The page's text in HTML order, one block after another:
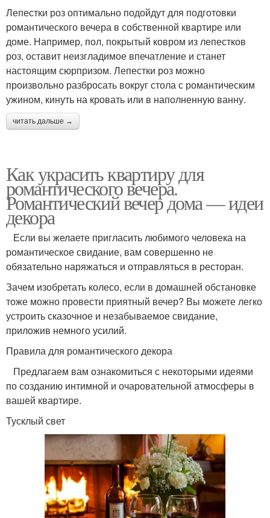
Лепестки роз оптимально подойдут для подготовки
романтического вечера в собственной квартире или
доме. Например, пол, покрытый ковром из лепестков
роз, оставит неизгладимое впечатление и станет
настоящим сюрпризом. Лепестки роз можно
произвольно разбросать вокруг стола с романтическим
ужином, кинуть на кровать или в наполненную ванну.
читать дальше →
Как украсить квартиру для
романтического вечера.
Романтический вечер дома — идеи
декора
Если вы желаете пригласить любимого человека на
романтическое свидание, вам совершенно не
обязательно наряжаться и отправляться в ресторан.
Зачем изобретать колесо, если в домашней обстановке
тоже можно провести приятный вечер? Вы можете легко
устроить сказочное и незабываемое свидание,
приложив немного усилий.
Правила для романтического декора
Предлагаем вам ознакомиться с некоторыми идеями
по созданию интимной и очаровательной атмосферы в
вашей квартире.
Тусклый свет